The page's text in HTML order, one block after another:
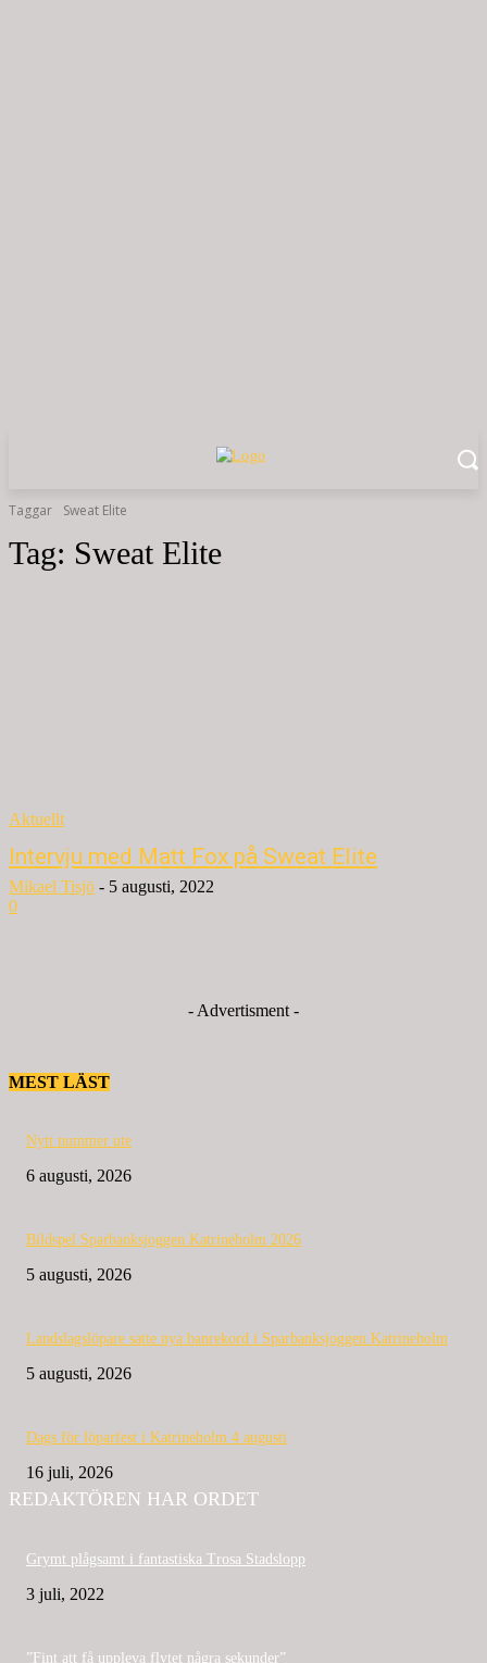
Taggar Sweat Elite
Tag: Sweat Elite
Aktuellt
Intervju med Matt Fox på Sweat Elite
Mikael Tisjö - 5 augusti, 2022
0
- Advertisment -
MEST LÄST
Nytt nummer ute
6 augusti, 2026
Bildspel Sparbanksjoggen Katrineholm 2026
5 augusti, 2026
Landslagslöpare satte nya banrekord i Sparbanksjoggen Katrineholm
5 augusti, 2026
Dags för löparfest i Katrineholm 4 augusti
16 juli, 2026
REDAKTÖREN HAR ORDET
Grymt plågsamt i fantastiska Trosa Stadslopp
3 juli, 2022
”Fint att få uppleva flytet några sekunder”